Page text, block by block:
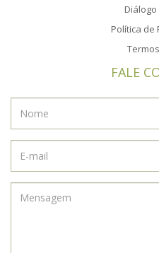
Política de
FALE